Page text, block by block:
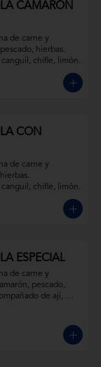
CAMARÓN
de carne y
hierbas.
chifle, limón.
CON
de carne y
chifle, limón.
ESPECIAL
de carne y
pescado,
de ají,